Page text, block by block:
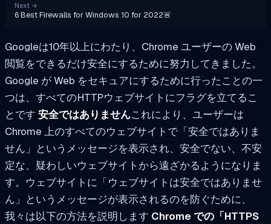
Next →
6 Best Firewalls for Windows 10 for 2022🚨
Googleは10年以上にわたり、Chrome ユーザーの Web
閲覧をできるだけ安全にするために努力してきました。
Google が Web をセキュアにするために行ったことの一
つは、すべてのHTTPウェブサイトにフラグを立てるこ
とです 安全ではありませんこれにより、ユーザーは
Chrome 上のすべてのウェブサイトで「安全ではありま
せん」というメッセージを表示され、安全でない、不安
定な、疑わしいウェブサイトから遠ざかるようになりま
す。ウェブサイトに「ウェブサイトは安全ではありませ
ん」というメッセージが表示されるのを防ぐために、
我々は以下の方法を説明します Chrome での「HTTPS